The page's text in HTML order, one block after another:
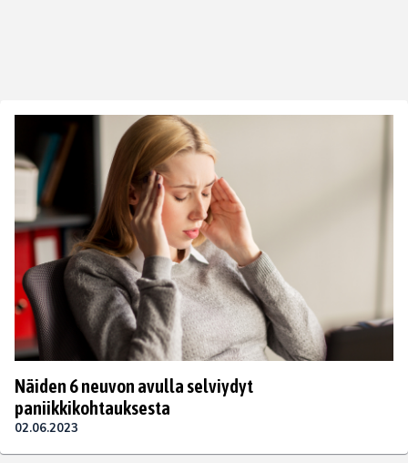
Näiden 6 neuvon avulla selviydyt
paniikkikohtauksesta
02.06.2023